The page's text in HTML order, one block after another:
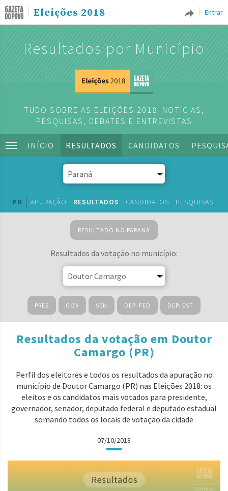
Entrar
Eleições 2018
Resultados por Município
TUDO SOBRE AS ELEIÇÕES 2018: NOTÍCIAS,
PESQUISAS, DEBATES E ENTREVISTAS
INÍCIO RESULTADOS CANDIDATOS
PR APURAÇÃO RESULTADOS CANDIDATOS PESQUISAS
RESULTADO NO PARANÁ
Resultados da votação no município:
PRES GOV SEN DEP. FED DEP. EST
Resultados da votação em Doutor
Camargo (PR)
Perfil dos eleitores e todos os resultados da apuração no
município de Doutor Camargo (PR) nas Eleições 2018: os
eleitos e os candidatos mais votados para presidente,
governador, senador, deputado federal e deputado estadual
somando todos os locais de votação da cidade
07/10/2018